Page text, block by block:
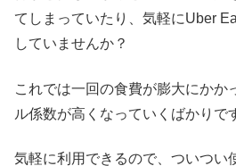
てしまっていたり、気軽にUber
していませんか？
これでは一回の食費が膨大にかか
ル係数が高くなっていくばかりで
気軽に利用できるので、ついつい